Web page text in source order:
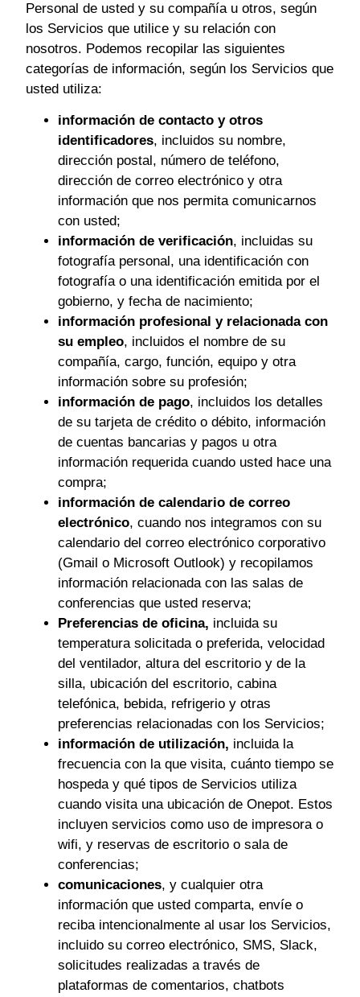
Personal de usted y su compañía u otros, según
los Servicios que utilice y su relación con
nosotros. Podemos recopilar las siguientes
categorías de información, según los Servicios que
usted utiliza:
información de contacto y otros
identificadores, incluidos su nombre,
dirección postal, número de teléfono,
dirección de correo electrónico y otra
información que nos permita comunicarnos
con usted;
información de verificación, incluidas su
fotografía personal, una identificación con
fotografía o una identificación emitida por el
gobierno, y fecha de nacimiento;
información profesional y relacionada con
su empleo, incluidos el nombre de su
compañía, cargo, función, equipo y otra
información sobre su profesión;
información de pago, incluidos los detalles
de su tarjeta de crédito o débito, información
de cuentas bancarias y pagos u otra
información requerida cuando usted hace una
compra;
información de calendario de correo
electrónico, cuando nos integramos con su
calendario del correo electrónico corporativo
(Gmail o Microsoft Outlook) y recopilamos
información relacionada con las salas de
conferencias que usted reserva;
Preferencias de oficina, incluida su
temperatura solicitada o preferida, velocidad
del ventilador, altura del escritorio y de la
silla, ubicación del escritorio, cabina
telefónica, bebida, refrigerio y otras
preferencias relacionadas con los Servicios;
información de utilización, incluida la
frecuencia con la que visita, cuánto tiempo se
hospeda y qué tipos de Servicios utiliza
cuando visita una ubicación de Onepot. Estos
incluyen servicios como uso de impresora o
wifi, y reservas de escritorio o sala de
conferencias;
comunicaciones, y cualquier otra
información que usted comparta, envíe o
reciba intencionalmente al usar los Servicios,
incluido su correo electrónico, SMS, Slack,
solicitudes realizadas a través de
plataformas de comentarios, chatbots